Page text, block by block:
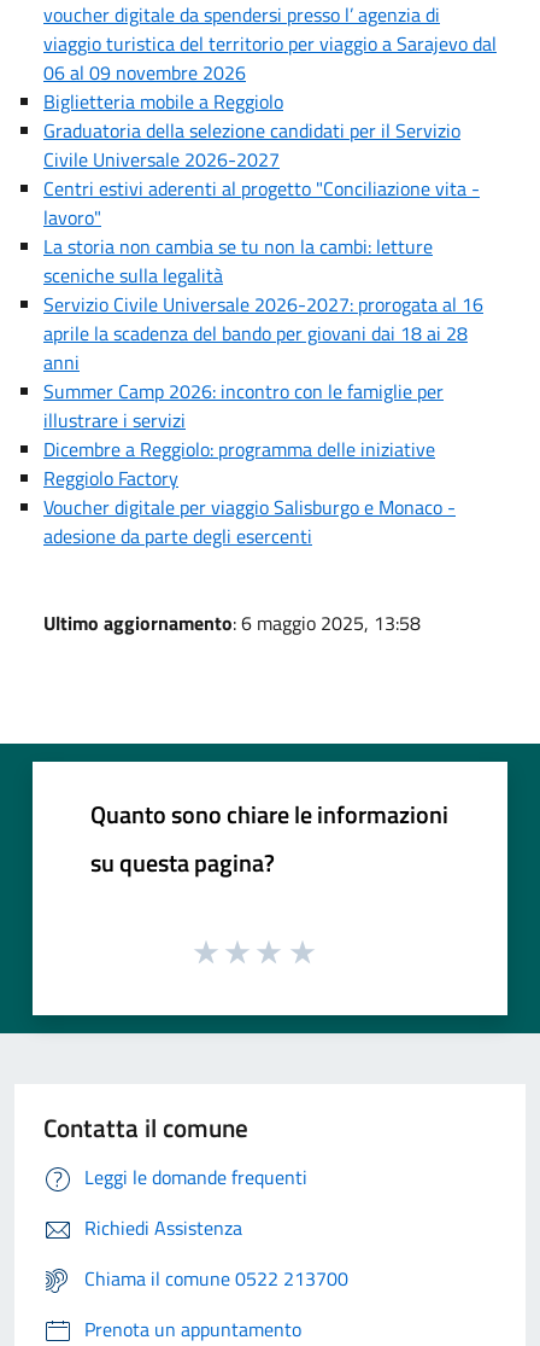
voucher digitale da spendersi presso l’ agenzia di
viaggio turistica del territorio per viaggio a Sarajevo dal
06 al 09 novembre 2026
Biglietteria mobile a Reggiolo
Graduatoria della selezione candidati per il Servizio
Civile Universale 2026-2027
Centri estivi aderenti al progetto "Conciliazione vita -
lavoro"
La storia non cambia se tu non la cambi: letture
sceniche sulla legalità
Servizio Civile Universale 2026-2027: prorogata al 16
aprile la scadenza del bando per giovani dai 18 ai 28
anni
Summer Camp 2026: incontro con le famiglie per
illustrare i servizi
Dicembre a Reggiolo: programma delle iniziative
Reggiolo Factory
Voucher digitale per viaggio Salisburgo e Monaco -
adesione da parte degli esercenti
Ultimo aggiornamento: 6 maggio 2025, 13:58
Quanto sono chiare le informazioni
su questa pagina?
Contatta il comune
Leggi le domande frequenti
Richiedi Assistenza
Chiama il comune 0522 213700
Prenota un appuntamento